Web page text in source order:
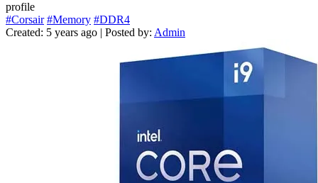
profile
#Corsair #Memory #DDR4
Created: 5 years ago | Posted by: Admin